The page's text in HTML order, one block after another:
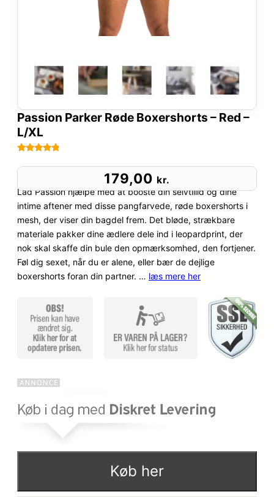
Passion Parker Røde Boxershorts – Red –
L/XL
som
baseret
på
kundebedø
mmelser
179,00 kr.
Lad Passion hjælpe med at booste din selvtillid og dine
intime aftener med disse pangfarvede, røde boxershorts i
mesh, der viser din bagdel frem. Det bløde, strækbare
materiale pakker dine ædlere dele ind i leopardprint, der
nok skal skaffe din bule den opmærksomhed, den fortjener.
Føl dig sexet, når du er alene, eller bær de dejlige
boxershorts foran din partner. … læs mere her
Køb her